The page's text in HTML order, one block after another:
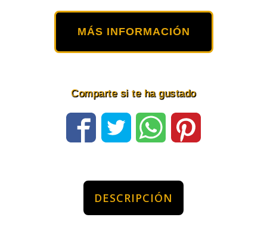
MÁS INFORMACIÓN
Comparte si te ha gustado
DESCRIPCIÓN